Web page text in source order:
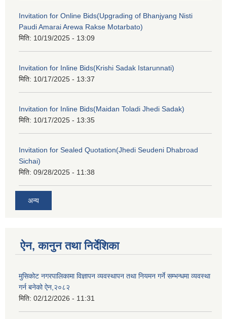
Invitation for Online Bids(Upgrading of Bhanjyang Nisti
Paudi Amarai Arewa Rakse Motarbato)
मिति: 10/19/2025 - 13:09
Invitation for Inline Bids(Krishi Sadak Istarunnati)
मिति: 10/17/2025 - 13:37
Invitation for Inline Bids(Maidan Toladi Jhedi Sadak)
मिति: 10/17/2025 - 13:35
Invitation for Sealed Quotation(Jhedi Seudeni Dhabroad
Sichai)
मिति: 09/28/2025 - 11:38
अन्य
ऐन, कानुन तथा निर्देशिका
मुसिकोट नगरपालिकामा विज्ञापन व्यवस्थापन तथा नियमन गर्ने सम्भन्धमा व्यवस्था
गर्न बनेको ऐन,२०८२
मिति: 02/12/2026 - 11:31